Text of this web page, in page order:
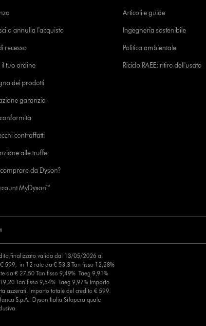
o annulla l'acquisto
recesso
il tuo ordine
dei prodotti
garanzia
contraffatti
alle truffe
comprare da Dyson?
MyDyson™
Articoli e guide
Ingegneria sostenibile
Politica ambientale
Riciclo RAEE: ritiro dell'usato
finalizzato valida dal 13/05/2026 al
599, in 12 rate da € 53,3 Tan fisso 12,28%
da € 27,50 Tan fisso 9,49% Taeg 9,91%
Tan fisso 9,54% Taeg 9,97% Importo
azzerati. Importo totale del credito € 599.
S.p.A.. Dyson Italia Srlopera quale